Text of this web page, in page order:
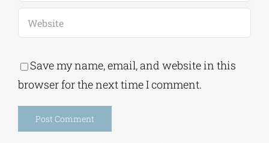
Save my name, email, and website in this
browser for the next time I comment.